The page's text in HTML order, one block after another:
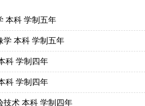
本科 学制五年
学 本科 学制五年
科 学制四年
科 学制四年
技术 本科 学制四年